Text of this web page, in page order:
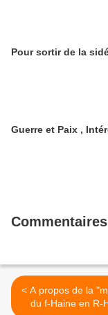
Pour sortir de la
Guerre et Paix ,
Commentaires
< A propos de la "mutation"
du f-Haine en R-